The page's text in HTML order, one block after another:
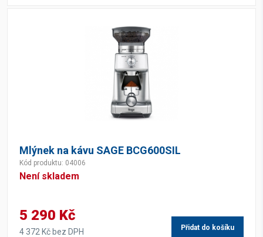
Mlýnek na kávu SAGE BCG600SIL
Kód produktu: 04006
Není skladem
5 290 Kč
4 372 Kč bez DPH Přidat do košíku